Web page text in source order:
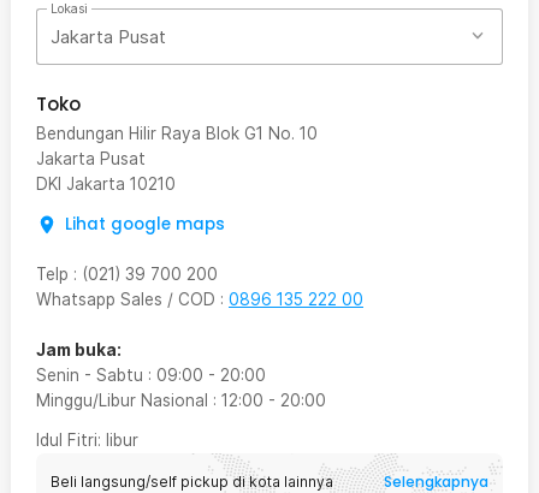
Lokasi
Jakarta Pusat
Toko
Bendungan Hilir Raya Blok G1 No. 10
Jakarta Pusat
DKI Jakarta 10210
Lihat google maps
Telp : (021) 39 700 200
Whatsapp Sales / COD : 0896 135 222 00
Jam buka:
Senin - Sabtu : 09:00 - 20:00
Minggu/Libur Nasional : 12:00 - 20:00
Idul Fitri: libur
Beli langsung/self pickup di kota lainnya Selengkapnya